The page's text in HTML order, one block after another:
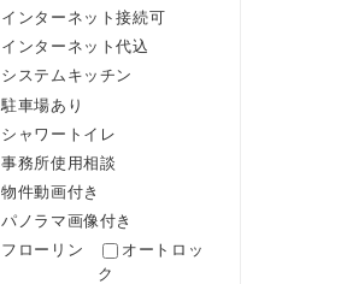
インターネット接続可
インターネット代込
システムキッチン
駐車場あり
シャワートイレ
事務所使用相談
物件動画付き
パノラマ画像付き
フローリン
オートロッ
ク